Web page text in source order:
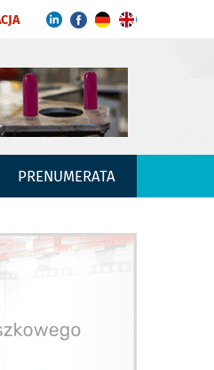
PRENUMERATA